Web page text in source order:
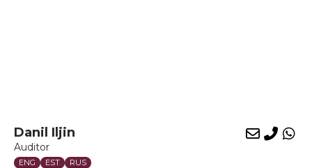
Danil Iljin
Auditor
ENG EST RUS
E-